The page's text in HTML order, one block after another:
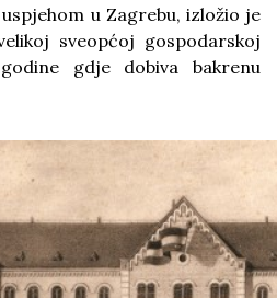
u Zagrebu, izložio je
sveopćoj gospodarskoj
gdje dobiva bakrenu